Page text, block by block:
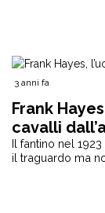
3 anni fa
Frank
cavalli
Il fantino nel
il traguardo ma